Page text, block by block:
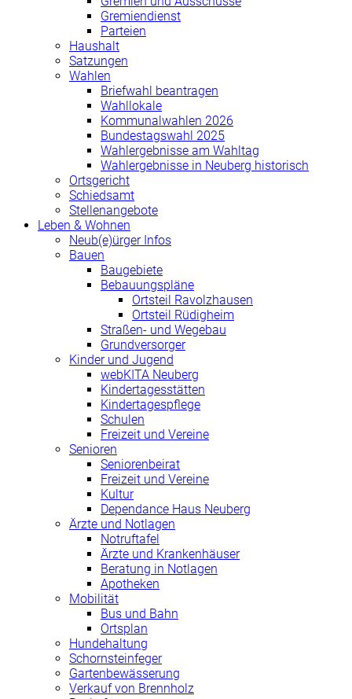
Gremiendienst
Parteien
Haushalt
Satzungen
Wahlen
Briefwahl beantragen
Wahllokale
Kommunalwahlen 2026
Bundestagswahl 2025
Wahlergebnisse am Wahltag
Wahlergebnisse in Neuberg historisch
Ortsgericht
Schiedsamt
Stellenangebote
Leben & Wohnen
Neub(e)ürger Infos
Bauen
Baugebiete
Bebauungspläne
Ortsteil Ravolzhausen
Ortsteil Rüdigheim
Straßen- und Wegebau
Grundversorger
Kinder und Jugend
webKITA Neuberg
Kindertagesstätten
Kindertagespflege
Schulen
Freizeit und Vereine
Senioren
Seniorenbeirat
Freizeit und Vereine
Kultur
Dependance Haus Neuberg
Ärzte und Notlagen
Notruftafel
Ärzte und Krankenhäuser
Beratung in Notlagen
Apotheken
Mobilität
Bus und Bahn
Ortsplan
Hundehaltung
Schornsteinfeger
Gartenbewässerung
Verkauf von Brennholz